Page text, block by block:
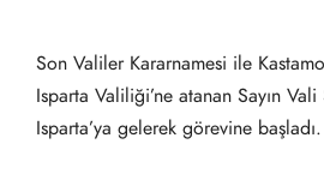
Son Valiler Kararnamesi ile
Isparta Valiliği’ne atanan Sayın Vali
Isparta’ya gelerek görevine başladı.